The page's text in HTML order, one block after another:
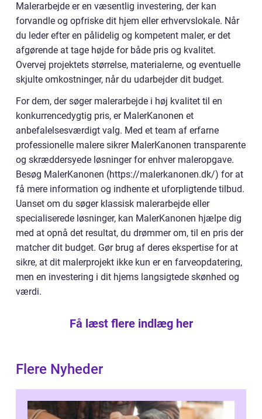
Malerarbejde er en væsentlig investering, der kan
forvandle og opfriske dit hjem eller erhvervslokale. Når
du leder efter en pålidelig og kompetent maler, er det
afgørende at tage højde for både pris og kvalitet.
Overvej projektets størrelse, materialerne, og eventuelle
skjulte omkostninger, når du udarbejder dit budget.
For dem, der søger malerarbejde i høj kvalitet til en
konkurrencedygtig pris, er MalerKanonen et
anbefalelsesværdigt valg. Med et team af erfarne
professionelle malere sikrer MalerKanonen transparente
og skræddersyede løsninger for enhver maleropgave.
Besøg MalerKanonen (https://malerkanonen.dk/) for at
få mere information og indhente et uforpligtende tilbud.
Uanset om du søger klassisk malerarbejde eller
specialiserede løsninger, kan MalerKanonen hjælpe dig
med at opnå det resultat, du drømmer om, til en pris der
matcher dit budget. Gør brug af deres ekspertise for at
sikre, at dit malerprojekt ikke kun er en farveopdatering,
men en investering i dit hjems langsigtede skønhed og
værdi.
Få læst flere indlæg her
Flere Nyheder